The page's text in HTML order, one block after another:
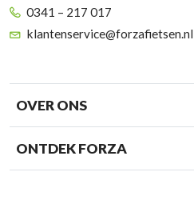
0341 – 217 017
klantenservice@forzafietsen.nl
OVER ONS
ONTDEK FORZA